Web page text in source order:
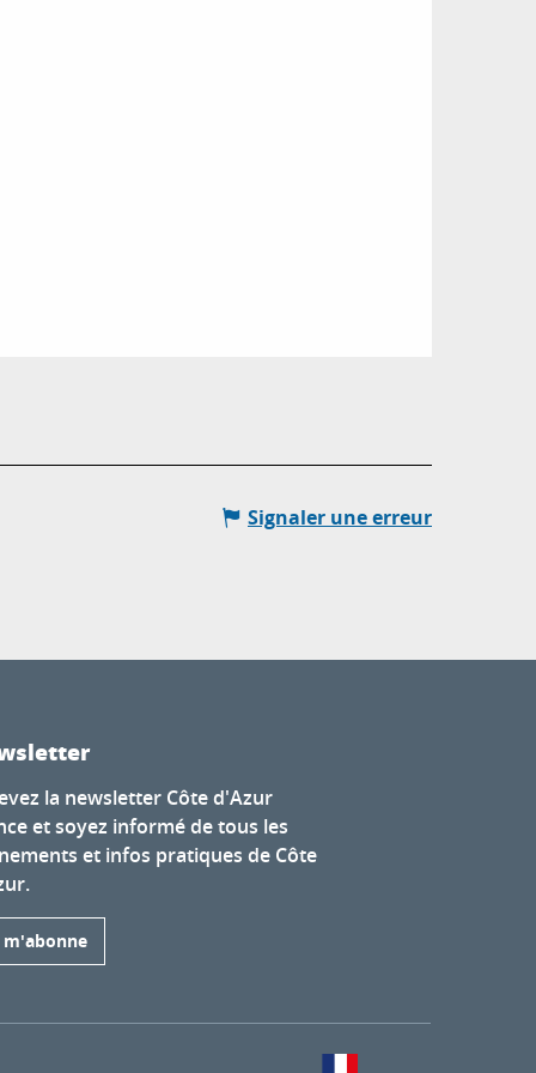
Signaler une erreur
la newsletter Côte d'Azur
et soyez informé de tous les
et infos pratiques de Côte
m'abonne